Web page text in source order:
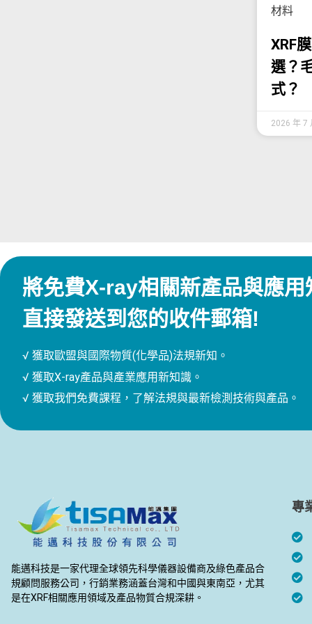
材料
XRF
選？
式？
2026 年 7
將免費X-ray相關新產品與應用
直接發送到您的收件郵箱!
√ 獲取歐盟與國際物質(化學品)法規新知。
√ 獲取X-ray產品與產業應用新知識。
√ 獲取我們免費課程，了解法規與最新檢測技術與產品。
能邁科技是一家代理全球領先科學儀器設備商及綠色產品合
規顧問服務公司，行銷業務涵蓋台灣和中國與東南亞，尤其
是在XRF相關應用領域及產品物質合規深耕。
專